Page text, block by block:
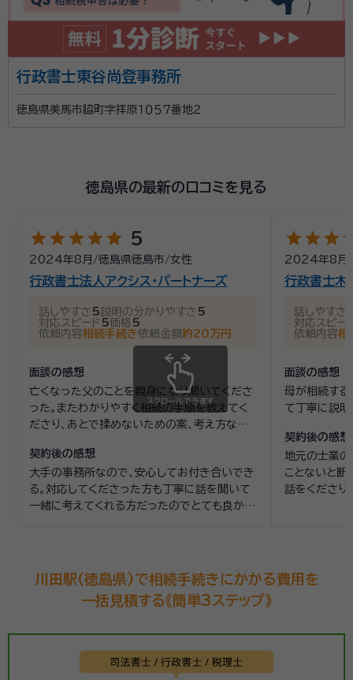
行政書士東谷尚登事務所
徳島県美馬市脇町字拝原１０５７番地２
徳島県の最新の口コミを見る
starstarstarstarstar 5
2024年8月 /徳島県徳島市/女性
行政書士法人アクシス・パートナーズ
話しやすさ 5説明の分かりやすさ 5
対応スピード 5価格 5
依頼内容相続手続き依頼金額約20万円
面談の感想
亡くなった父のことを親身になり聞いてくださ
った。またわかりやすく相続の手順を教えてく
ださり、あとで揉めないための案、考え方など
契約後の感想
大手の事務所なので、安心してお付き合いでき
る。対応してくださった方も丁寧に話を聞いて
一緒に考えてくれる方だったのでとても良かっ
starstarstar
2024年8月
行政書士木
話しやすさ
対応スピー
依頼内容相
面談の感想
母が相続する
て丁寧に説明
契約後の感想
地元の士業の
ことないと断
話をくださり
スクロールできます
川田駅(徳島県)で相続手続きにかかる費用を
一括見積する《簡単3ステップ》